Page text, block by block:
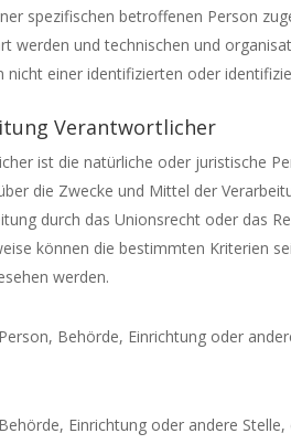
spezifischen betroffenen Person
werden und technischen und
einer identifizierten oder
Verantwortlicher
ist die natürliche oder juristische
die Zwecke und Mittel der
durch das Unionsrecht oder das
können die bestimmten Kriterien
werden.
Behörde, Einrichtung oder
Einrichtung oder andere